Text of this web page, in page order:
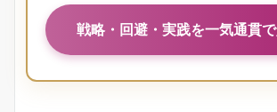
戦略・回避・実践を一気通貫